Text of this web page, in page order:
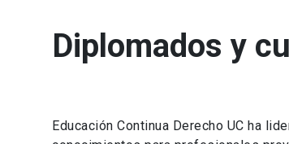
Diplomados y
Educación Continua Derecho UC ha